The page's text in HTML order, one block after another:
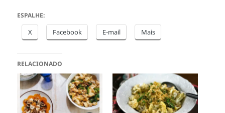
ESPALHE:
X Facebook E-mail Mais
RELACIONADO